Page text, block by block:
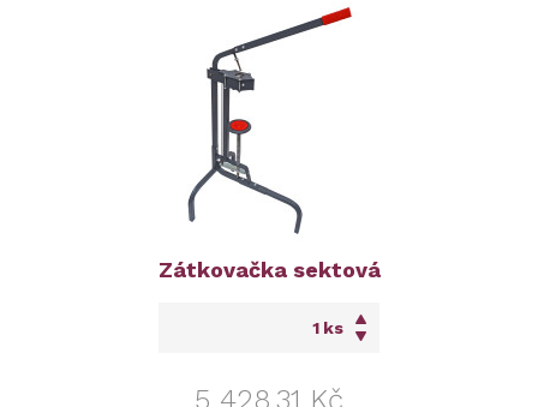
Zátkovačka sektová
ks
5 428,31 Kč